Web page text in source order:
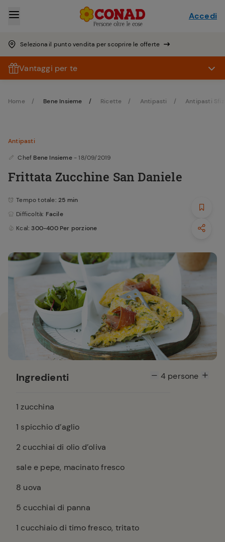
Seleziona il punto vendita per scoprire le offerte
Accedi
Vantaggi per te
Home Bene Insieme Ricette Antipasti Antipasti
Antipasti
Chef Bene Insieme - 18/09/2019
Frittata Zucchine San Daniele
Tempo totale: 25 min
Difficoltà: Facile
Kcal: 300-400 Per porzione
Ingredienti 4persone
1 zucchina
1 spicchio d’aglio
2 cucchiai di olio d’oliva
sale e pepe, macinato fresco
8 uova
5 cucchiai di panna
1 cucchiaio di timo fresco, tritato